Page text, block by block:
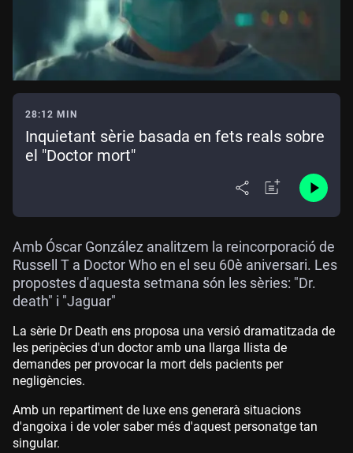
28:12 MIN
Inquietant sèrie basada en fets reals sobre
el "Doctor mort"
Amb Óscar González analitzem la reincorporació de
Russell T a Doctor Who en el seu 60è aniversari. Les
propostes d'aquesta setmana són les sèries: "Dr.
death" i "Jaguar"
La sèrie Dr Death ens proposa una versió dramatitzada de
les peripècies d'un doctor amb una llarga llista de
demandes per provocar la mort dels pacients per
negligències.
Amb un repartiment de luxe ens generarà situacions
d'angoixa i de voler saber més d'aquest personatge tan
singular.